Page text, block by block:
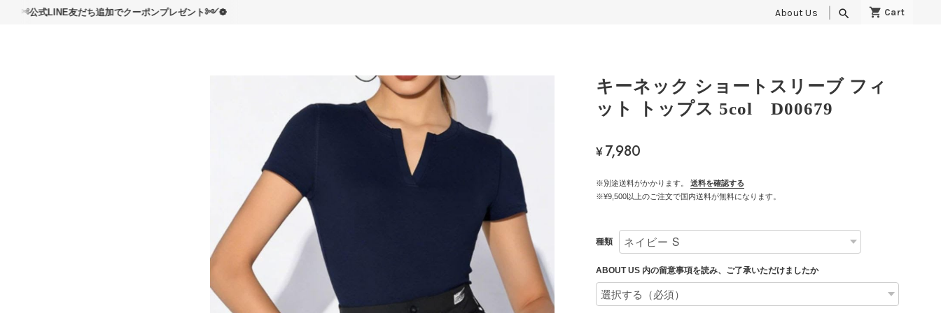
友だち追加でクーポンプレゼント༻❁ About Us search
キーネック ショートスリーブ フィ
ット トップス 5col D00679
¥7,980
※別途送料がかかります。
送料を確認する
※¥9,500以上のご注文で国内送料が無料になります。
種類
ABOUT US 内の留意事項を読み、ご了承いただけましたか